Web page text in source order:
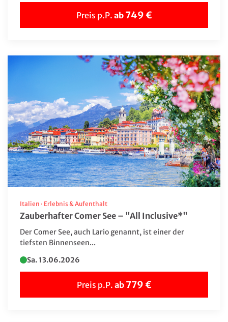
Preis p.P. ab 749 €
Italien · Erlebnis & Aufenthalt
Zauberhafter Comer See – "All Inclusive*"
Der Comer See, auch Lario genannt, ist einer der
tiefsten Binnenseen...
Sa. 13.06.2026
Preis p.P. ab 779 €